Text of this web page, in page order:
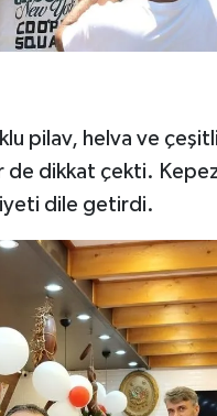
pilav, helva ve
de dikkat çekti.
dile getirdi.